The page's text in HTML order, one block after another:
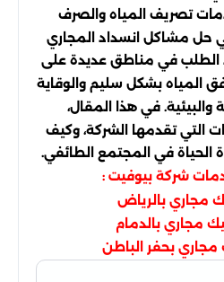
تصريف المياه والصرف
حل مشاكل انسداد المجاري
الطلب في مناطق عديدة على
المياه بشكل سليم والوقاية
في هذا المقال،
التي تقدمها الشركة، وكيف
في المجتمع الطائفي.
شركة بيوفيت :
مجاري بالرياض
مجاري بالدمام
بحفر الباطن